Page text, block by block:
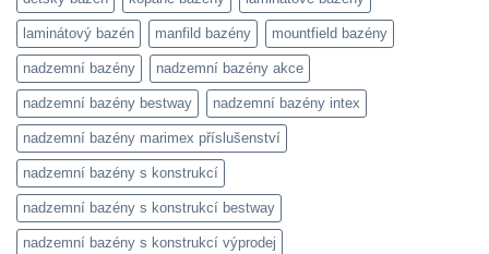
laminátový bazén manfild bazény mountfield bazény
nadzemní bazény nadzemní bazény akce
nadzemní bazény bestway nadzemní bazény intex
nadzemní bazény marimex příslušenství
nadzemní bazény s konstrukcí
nadzemní bazény s konstrukcí bestway
nadzemní bazény s konstrukcí výprodej